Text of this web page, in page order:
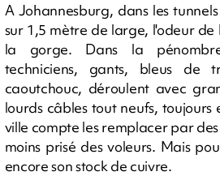
A Johannesburg, dans les
sur 1,5 mètre de large, l'odeur
la gorge. Dans la
techniciens, gants, bleus de
caoutchouc, déroulent avec
lourds câbles tout neufs,
ville compte les remplacer par
moins prisé des voleurs. Mais
encore son stock de cuivre.